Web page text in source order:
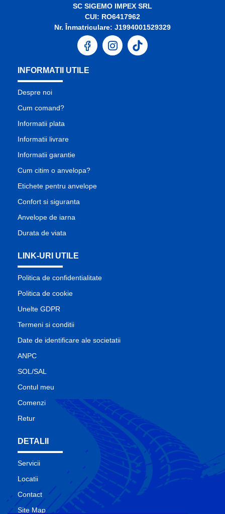
SC SIGEMO IMPEX SRL
CUI: RO6417962
Nr. Înmatriculare: J1994001529329
INFORMATII UTILE
Despre noi
Cum comand?
Informatii plata
Informatii livrare
Informatii garantie
Cum citim o anvelopa?
Etichete pentru anvelope
Confort si siguranta
Anvelope de iarna
Durata de viata
LINK-URI UTILE
Politica de confidentialitate
Politica de cookie
Unelte GDPR
Termeni si conditii
Date de identificare ale societatii
ANPC
SOL/SAL
Contul meu
Comenzi
Retur
DETALII
Servicii
Locatii
Contact
Site Map